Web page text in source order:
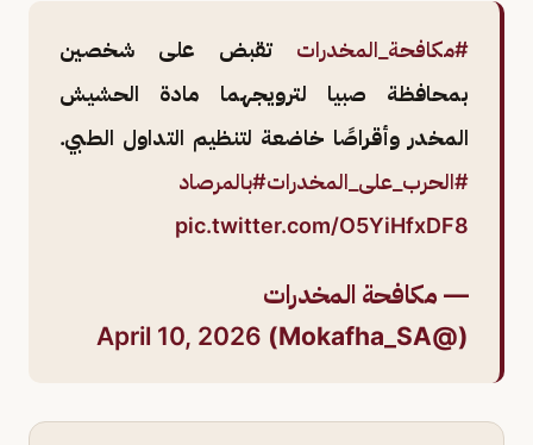
#مكافحة_المخدرات تقبض على شخصين
بمحافظة صبيا لترويجهما مادة الحشيش
المخدر وأقراصًا خاضعة لتنظيم التداول الطبي.
#الحرب_على_المخدرات#بالمرصاد
pic.twitter.com/O5YiHfxDF8
— مكافحة المخدرات
(@Mokafha_SA)
April 10, 2026